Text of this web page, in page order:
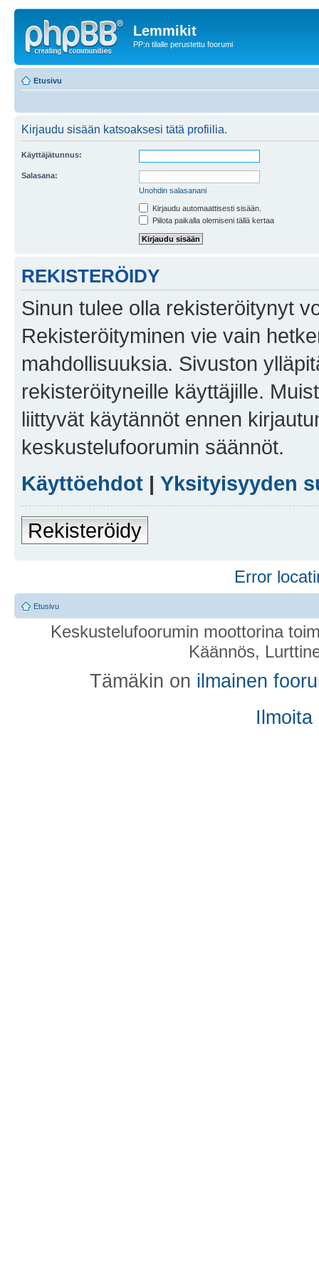
Lemmikit
PP:n tilalle perustettu foorumi
Etusivu
Kirjaudu sisään katsoaksesi tätä profiilia.
Käyttäjätunnus:
Salasana:
Unohdin salasanani
Kirjaudu automaattisesti sisään.
Piilota paikalla olemiseni tällä kertaa
REKISTERÖIDY
Sinun tulee olla rekisteröitynyt
Rekisteröityminen vie vain
mahdollisuuksia. Sivuston
rekisteröityneille käyttäjille.
liittyvät käytännöt ennen
keskustelufoorumin säännöt.
Käyttöehdot | Yksityisyyden
Rekisteröidy
Error
Etusivu
Keskustelufoorumin moottorina
Käännös,
Tämäkin on ilmainen